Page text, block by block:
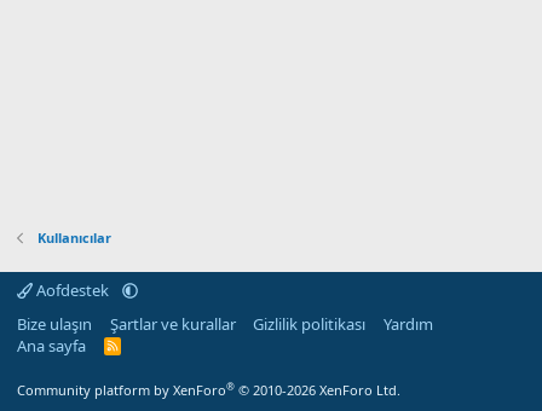
Kullanıcılar
Aofdestek
Bize ulaşın
Şartlar ve kurallar Gizlilik politikası
Yardım
Ana sayfa
R
Community platform by XenForo® © 2010-2026 XenForo Ltd.